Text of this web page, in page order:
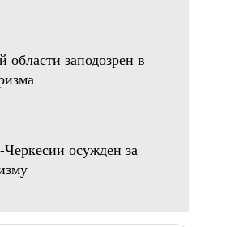
области заподозрен в
осужден за